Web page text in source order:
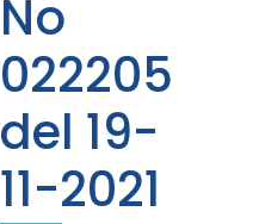
No
022205
del 19-
11-2021